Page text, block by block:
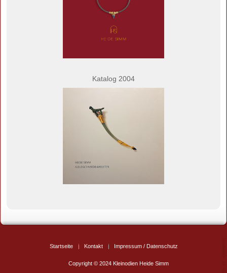
Katalog 2004
Startseite Kontakt Impressum / Datenschutz
Copyright © 2024 Kleinodien Heide Simm